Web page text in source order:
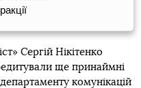
Сергій Нікітенко
ще принаймні
комунікацій